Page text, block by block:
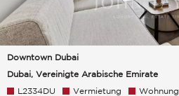
Downtown Dubai
Dubai, Vereinigte Arabische Emirate
L2334DU Vermietung Wohnung